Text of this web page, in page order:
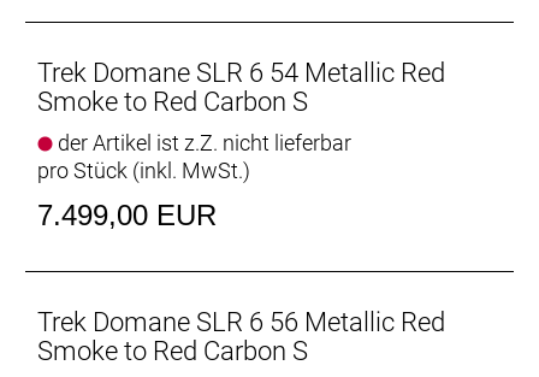
komfortableres Fahrgefühl zu entschärfen.
- Ein praktisches internes Staufach bietet
und Ausrüstung, während sich am Oberrohr eine
Tasche sauber und sicher anschrauben lässt.
- Dieses Bike ist extrem vielseitig und eignet sich
sowohl für ausgedehnte Ganztagesabenteuer als
Der Komfortvorteil
Trek Domane SLR 6 54 Metallic Red
Smoke to Red Carbon S
der Artikel ist z.Z. nicht lieferbar
pro Stück (inkl. MwSt.)
7.499,00 EUR
Trek Domane SLR 6 56 Metallic Red
Smoke to Red Carbon S